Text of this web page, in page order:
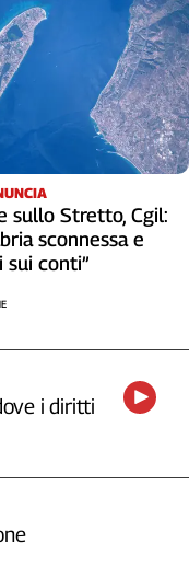
sullo Stretto, Cgil:
sconnessa e
sui conti”
i diritti